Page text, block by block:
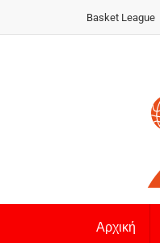
Basket League
Αρχική